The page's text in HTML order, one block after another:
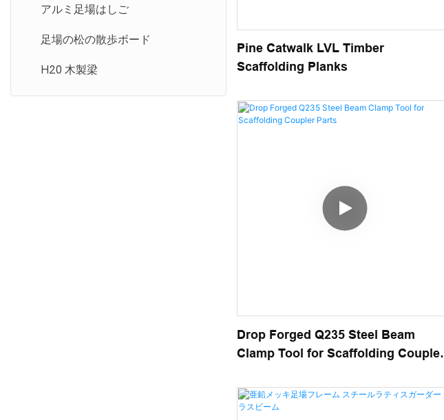
アルミ足場はしご
足場の松の散歩ボード
H20 木製梁
Pine Catwalk LVL Timber
Scaffolding Planks
Drop Forged Q235 Steel Beam
Clamp Tool for Scaffolding Coupler